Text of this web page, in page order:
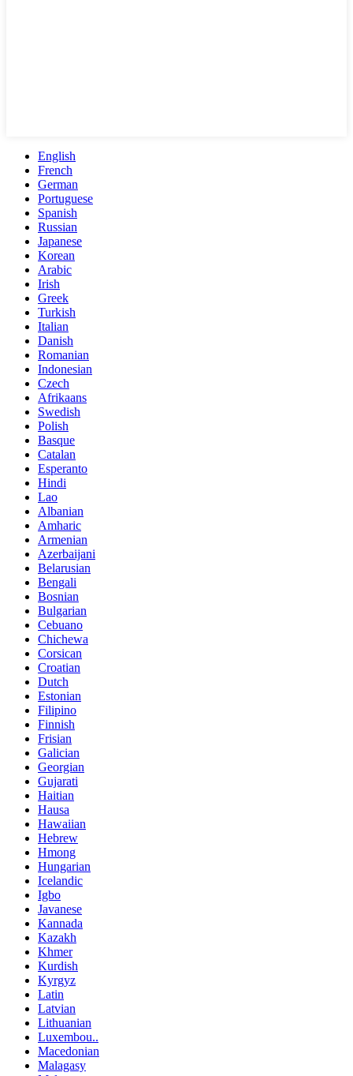
English
French
German
Portuguese
Spanish
Russian
Japanese
Korean
Arabic
Irish
Greek
Turkish
Italian
Danish
Romanian
Indonesian
Czech
Afrikaans
Swedish
Polish
Basque
Catalan
Esperanto
Hindi
Lao
Albanian
Amharic
Armenian
Azerbaijani
Belarusian
Bengali
Bosnian
Bulgarian
Cebuano
Chichewa
Corsican
Croatian
Dutch
Estonian
Filipino
Finnish
Frisian
Galician
Georgian
Gujarati
Haitian
Hausa
Hawaiian
Hebrew
Hmong
Hungarian
Icelandic
Igbo
Javanese
Kannada
Kazakh
Khmer
Kurdish
Kyrgyz
Latin
Latvian
Lithuanian
Luxembou..
Macedonian
Malagasy